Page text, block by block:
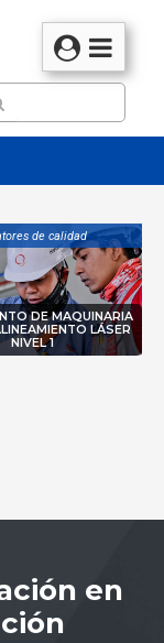
de calidad
DE MAQUINARIA
LÁSER
NIVEL 1
en